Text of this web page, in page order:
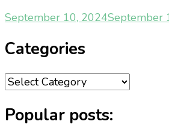
September 10, 2024September
Categories
Categories
Popular posts: